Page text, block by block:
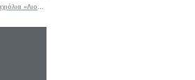
Boho μαρτυρικά βάπτισης βραχιόλια «Λιοντάρι / ΣΑΦΑΡΙ / Ζωάκια”